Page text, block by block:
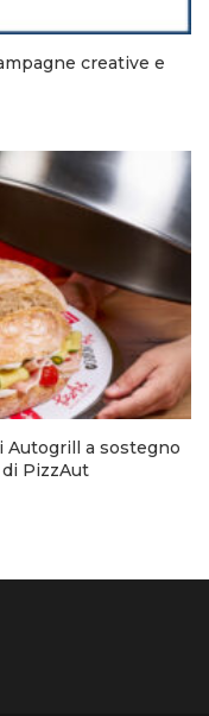
creative e
Autogrill a sostegno
PizzAut